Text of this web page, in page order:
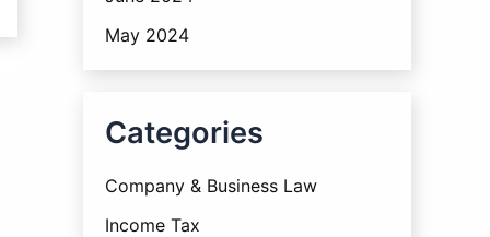
May 2024
Categories
Company & Business Law
Income Tax